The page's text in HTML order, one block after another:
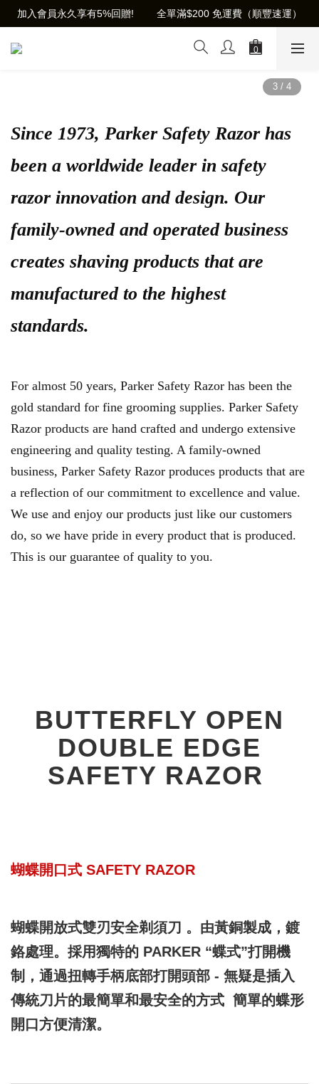
加入會員永久享有5%回贈!        全單滿$200 免運費（順豐速運）
Since 1973, Parker Safety Razor has
been a worldwide leader in safety
razor innovation and design. Our
family-owned and operated business
creates shaving products that are
manufactured to the highest
standards.
For almost 50 years, Parker Safety Razor has been the
gold standard for fine grooming supplies. Parker Safety
Razor products are hand crafted and undergo extensive
engineering and quality testing. A family-owned
business, Parker Safety Razor produces products that are
a reflection of our commitment to excellence and value.
We use and enjoy our products just like our customers
do, so we have pride in every product that is produced.
This is our guarantee of quality to you.
BUTTERFLY OPEN
DOUBLE EDGE
SAFETY RAZOR
蝴蝶開口式 SAFETY RAZOR
蝴蝶開放式雙刃安全剃須刀 。由黃銅製成，鍍
鉻處理。採用獨特的 PARKER “蝶式”打開機
制，通過扭轉手柄底部打開頭部 - 無疑是插入
傳統刀片的最簡單和最安全的方式 簡單的蝶形
開口方便清潔。